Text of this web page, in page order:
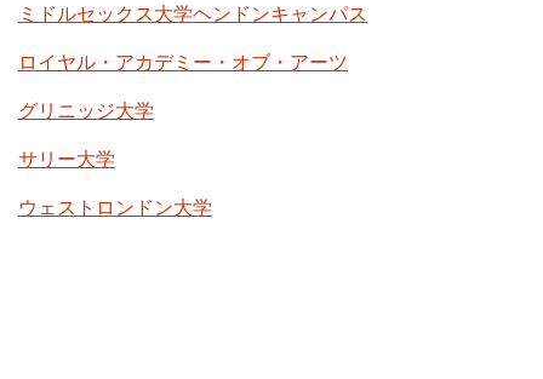
ミドルセックス大学ヘンドンキャンパス
ロイヤル・アカデミー・オブ・アーツ
グリニッジ大学
サリー大学
ウェストロンドン大学